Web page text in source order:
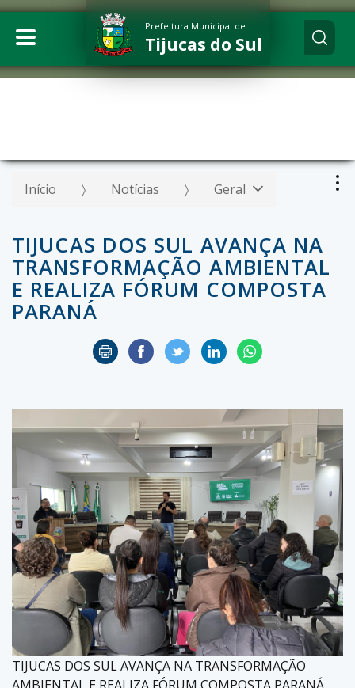
Prefeitura Municipal de
Tijucas do Sul
Início Notícias Geral
TIJUCAS DOS SUL AVANÇA NA
TRANSFORMAÇÃO AMBIENTAL
E REALIZA FÓRUM COMPOSTA
PARANÁ
TIJUCAS DOS SUL AVANÇA NA TRANSFORMAÇÃO